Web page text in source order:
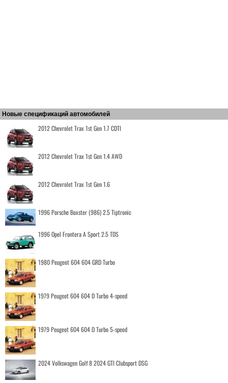
Новые спецификаций автомобилей
2012 Chevrolet Trax 1st Gen 1.7 CDTI
2012 Chevrolet Trax 1st Gen 1.4 AWD
2012 Chevrolet Trax 1st Gen 1.6
1996 Porsche Boxster (986) 2.5 Tiptronic
1996 Opel Frontera A Sport 2.5 TDS
1980 Peugeot 604 604 GRD Turbo
1979 Peugeot 604 604 D Turbo 4-speed
1979 Peugeot 604 604 D Turbo 5-speed
2024 Volkswagen Golf 8 2024 GTI Clubsport DSG